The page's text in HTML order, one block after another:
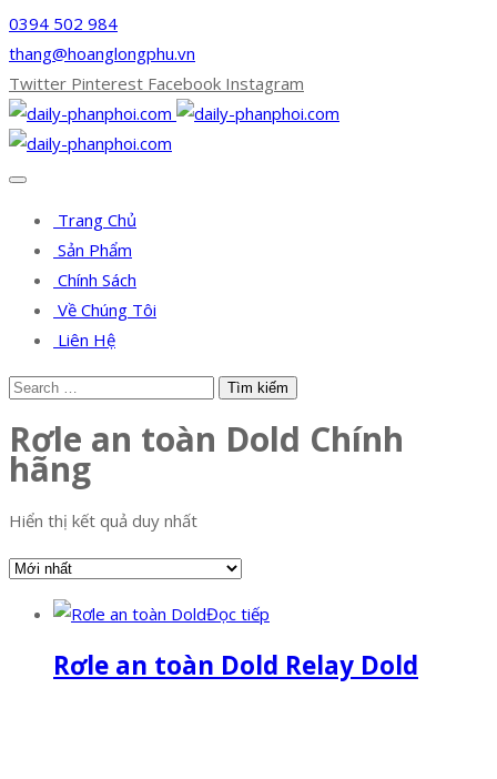
0394 502 984
thang@hoanglongphu.vn
Twitter Pinterest Facebook Instagram
Trang Chủ
Sản Phẩm
Chính Sách
Về Chúng Tôi
Liên Hệ
Rơle an toàn Dold Chính
hãng
Hiển thị kết quả duy nhất
Đọc tiếp
Rơle an toàn Dold Relay Dold